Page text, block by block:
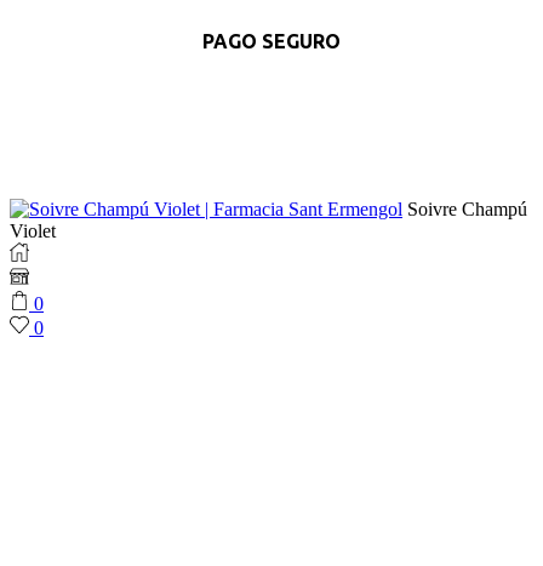
PAGO SEGURO
Soivre Champú
Violet
0
0